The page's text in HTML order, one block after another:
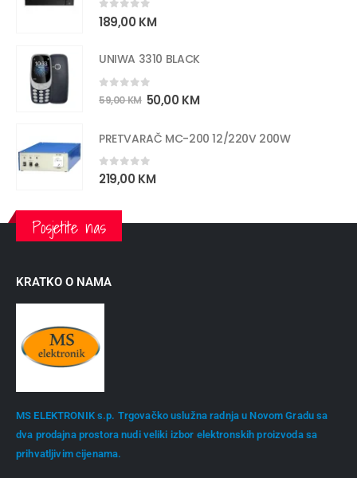
0out of 5
189,00 KM
UNIWA 3310 BLACK
0 out of 5
59,00KM 50,00 KM
PRETVARAČ MC-200 12/220V 200W
0out of 5
219,00 KM
Posjetite nas
KRATKO O NAMA
MS ELEKTRONIK s.p. Trgovačko uslužna radnja u Novom Gradu sa
dva prodajna prostora nudi veliki izbor elektronskih proizvoda sa
prihvatljivim cijenama.